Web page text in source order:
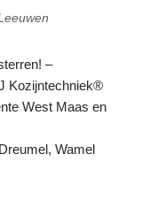
–
Kozijntechniek®
West Maas en
Wamel